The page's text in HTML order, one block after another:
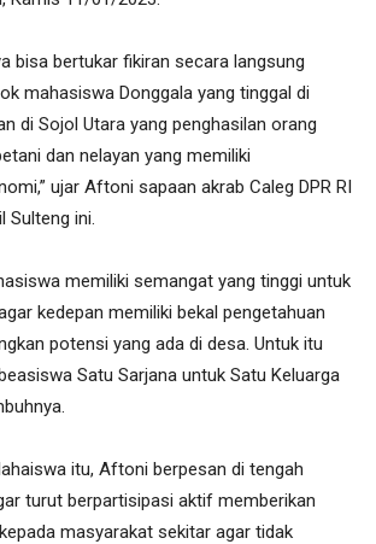
bisa bertukar fikiran secara langsung
mahasiswa Donggala yang tinggal di
di Sojol Utara yang penghasilan orang
dan nelayan yang memiliki
ujar Aftoni sapaan akrab Caleg DPR RI
Sulteng ini.
memiliki semangat yang tinggi untuk
kedepan memiliki bekal pengetahuan
potensi yang ada di desa. Untuk itu
Satu Sarjana untuk Satu Keluarga
itu, Aftoni berpesan di tengah
turut berpartisipasi aktif memberikan
masyarakat sekitar agar tidak